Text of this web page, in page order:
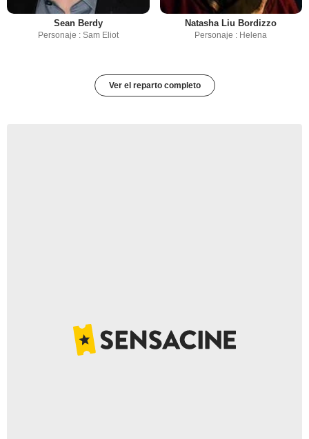
Sean Berdy
Personaje : Sam Eliot
Natasha Liu Bordizzo
Personaje : Helena
Ver el reparto completo